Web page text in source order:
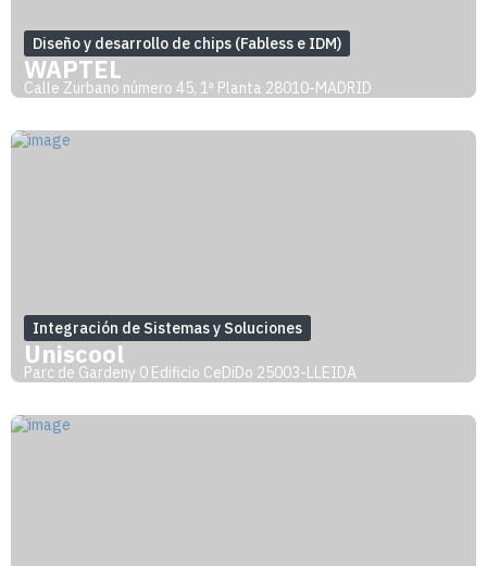
Diseño y desarrollo de chips (Fabless e IDM)
WAPTEL
Calle Zurbano número 45, 1ª Planta 28010-MADRID
Integración de Sistemas y Soluciones
Uniscool
Parc de Gardeny 0 Edificio CeDiDo 25003-LLEIDA